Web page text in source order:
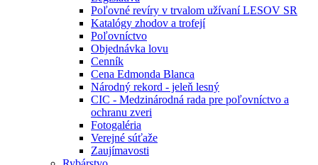
Poľovné revíry v trvalom užívaní LESOV SR
Katalógy zhodov a trofejí
Poľovníctvo
Objednávka lovu
Cenník
Cena Edmonda Blanca
Národný rekord - jeleň lesný
CIC - Medzinárodná rada pre poľovníctvo a
ochranu zveri
Fotogaléria
Verejné súťaže
Zaujímavosti